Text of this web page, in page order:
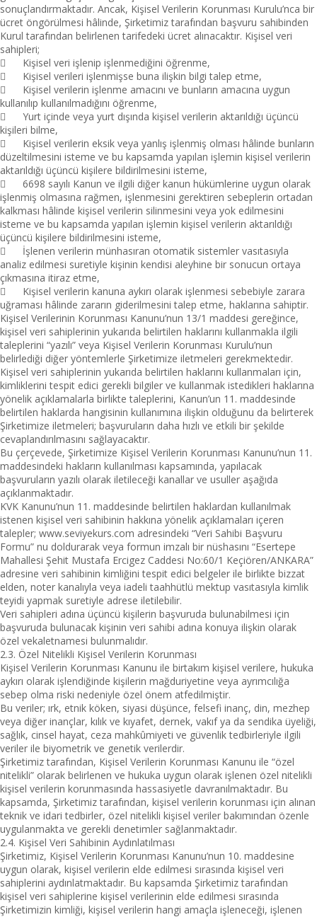
sonuçlandırmaktadır. Ancak, Kişisel Verilerin Korunması Kurulu’nca bir
ücret öngörülmesi hâlinde, Şirketimiz tarafından başvuru sahibinden
Kurul tarafından belirlenen tarifedeki ücret alınacaktır. Kişisel veri
sahipleri;

Kişisel veri işlenip işlenmediğini öğrenme,

Kişisel verileri işlenmişse buna ilişkin bilgi talep etme,

Kişisel verilerin işlenme amacını ve bunların amacına uygun
kullanılıp kullanılmadığını öğrenme,

Yurt içinde veya yurt dışında kişisel verilerin aktarıldığı üçüncü
kişileri bilme,

Kişisel verilerin eksik veya yanlış işlenmiş olması hâlinde bunların
düzeltilmesini isteme ve bu kapsamda yapılan işlemin kişisel verilerin
aktarıldığı üçüncü kişilere bildirilmesini isteme,

6698 sayılı Kanun ve ilgili diğer kanun hükümlerine uygun olarak
işlenmiş olmasına rağmen, işlenmesini gerektiren sebeplerin ortadan
kalkması hâlinde kişisel verilerin silinmesini veya yok edilmesini
isteme ve bu kapsamda yapılan işlemin kişisel verilerin aktarıldığı
üçüncü kişilere bildirilmesini isteme,

İşlenen verilerin münhasıran otomatik sistemler vasıtasıyla
analiz edilmesi suretiyle kişinin kendisi aleyhine bir sonucun ortaya
çıkmasına itiraz etme,

Kişisel verilerin kanuna aykırı olarak işlenmesi sebebiyle zarara
uğraması hâlinde zararın giderilmesini talep etme, haklarına sahiptir.
Kişisel Verilerinin Korunması Kanunu’nun 13/1 maddesi gereğince,
kişisel veri sahiplerinin yukarıda belirtilen haklarını kullanmakla ilgili
taleplerini “yazılı” veya Kişisel Verilerin Korunması Kurulu’nun
belirlediği diğer yöntemlerle Şirketimize iletmeleri gerekmektedir.
Kişisel veri sahiplerinin yukarıda belirtilen haklarını kullanmaları için,
kimliklerini tespit edici gerekli bilgiler ve kullanmak istedikleri haklarına
yönelik açıklamalarla birlikte taleplerini, Kanun’un 11. maddesinde
belirtilen haklarda hangisinin kullanımına ilişkin olduğunu da belirterek
Şirketimize iletmeleri; başvuruların daha hızlı ve etkili bir şekilde
cevaplandırılmasını sağlayacaktır.
Bu çerçevede, Şirketimize Kişisel Verilerin Korunması Kanunu’nun 11.
maddesindeki hakların kullanılması kapsamında, yapılacak
başvuruların yazılı olarak iletileceği kanallar ve usuller aşağıda
açıklanmaktadır.
KVK Kanunu’nun 11. maddesinde belirtilen haklardan kullanılmak
istenen kişisel veri sahibinin hakkına yönelik açıklamaları içeren
talepler; www.seviyekurs.com adresindeki “Veri Sahibi Başvuru
Formu” nu doldurarak veya formun imzalı bir nüshasını “Esertepe
Mahallesi Şehit Mustafa Ercigez Caddesi No:60/1 Keçiören/ANKARA”
adresine veri sahibinin kimliğini tespit edici belgeler ile birlikte bizzat
elden, noter kanalıyla veya iadeli taahhütlü mektup vasıtasıyla kimlik
teyidi yapmak suretiyle adrese iletilebilir.
Veri sahipleri adına üçüncü kişilerin başvuruda bulunabilmesi için
başvuruda bulunacak kişinin veri sahibi adına konuya ilişkin olarak
özel vekaletnamesi bulunmalıdır.
2.3. Özel Nitelikli Kişisel Verilerin Korunması
Kişisel Verilerin Korunması Kanunu ile birtakım kişisel verilere, hukuka
aykırı olarak işlendiğinde kişilerin mağduriyetine veya ayrımcılığa
sebep olma riski nedeniyle özel önem atfedilmiştir.
Bu veriler; ırk, etnik köken, siyasi düşünce, felsefi inanç, din, mezhep
veya diğer inançlar, kılık ve kıyafet, dernek, vakıf ya da sendika üyeliği,
sağlık, cinsel hayat, ceza mahkûmiyeti ve güvenlik tedbirleriyle ilgili
veriler ile biyometrik ve genetik verilerdir.
Şirketimiz tarafından, Kişisel Verilerin Korunması Kanunu ile “özel
nitelikli” olarak belirlenen ve hukuka uygun olarak işlenen özel nitelikli
kişisel verilerin korunmasında hassasiyetle davranılmaktadır. Bu
kapsamda, Şirketimiz tarafından, kişisel verilerin korunması için alınan
teknik ve idari tedbirler, özel nitelikli kişisel veriler bakımından özenle
uygulanmakta ve gerekli denetimler sağlanmaktadır.
2.4. Kişisel Veri Sahibinin Aydınlatılması
Şirketimiz, Kişisel Verilerin Korunması Kanunu’nun 10. maddesine
uygun olarak, kişisel verilerin elde edilmesi sırasında kişisel veri
sahiplerini aydınlatmaktadır. Bu kapsamda Şirketimiz tarafından
kişisel veri sahiplerine kişisel verilerinin elde edilmesi sırasında
Şirketimizin kimliği, kişisel verilerin hangi amaçla işleneceği, işlenen